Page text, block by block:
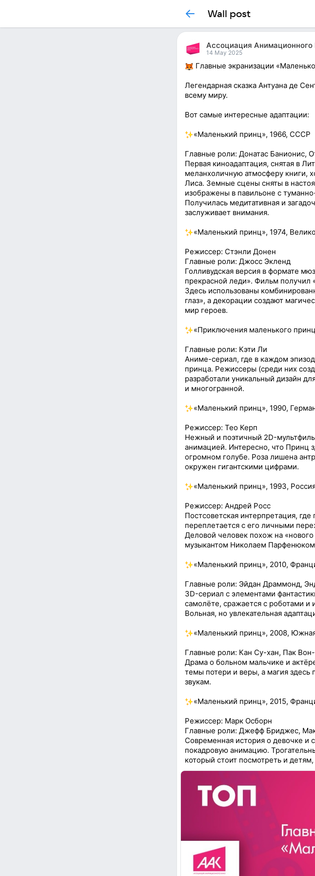
Wall post
Ассоциация Анимационного
14 May 2025
Главные экранизации
Легендарная сказка Антуана де
всему миру.
Вот самые интересные адаптации:
«Маленький принц», 1966, СССР
Главные роли: Донатас Банионис,
Первая киноадаптация, снятая в
меланхоличную атмосферу книги,
Лиса. Земные сцены сняты в
изображены в павильоне с
Получилась медитативная и
заслуживает внимания.
«Маленький принц», 1974,
Режиссер: Стэнли Донен
Главные роли: Джосс Экленд
Голливудская версия в формате
прекрасной леди». Фильм получил
Здесь использованы
глаз», а декорации создают
мир героев.
«Приключения маленького
Главные роли: Кэти Ли
Аниме-сериал, где в каждом
принца. Режиссеры (среди них
разработали уникальный дизайн
и многогранной.
«Маленький принц», 1990,
Режиссер: Тео Керп
Нежный и поэтичный 2D-
анимацией. Интересно, что Принц
огромном голубе. Роза лишена
окружен гигантскими цифрами.
«Маленький принц», 1993,
Режиссер: Андрей Росс
Постсоветская интерпретация,
переплетается с его личными
Деловой человек похож на «нового
музыкантом Николаем
«Маленький принц», 2010,
Главные роли: Эйдан Драммонд,
3D-сериал с элементами
самолёте, сражается с роботами и
Вольная, но увлекательная
«Маленький принц», 2008,
Главные роли: Кан Су-хан, Пак
Драма о больном мальчике и
темы потери и веры, а магия здесь
звукам.
«Маленький принц», 2015,
Режиссер: Марк Осборн
Главные роли: Джефф Бриджес,
Современная история о девочке и
покадровую анимацию.
который стоит посмотреть и